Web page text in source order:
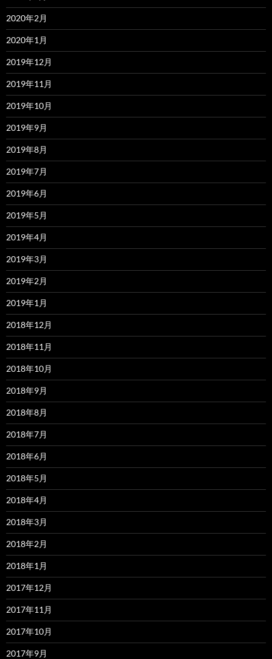
2020年2月
2020年1月
2019年12月
2019年11月
2019年10月
2019年9月
2019年8月
2019年7月
2019年6月
2019年5月
2019年4月
2019年3月
2019年2月
2019年1月
2018年12月
2018年11月
2018年10月
2018年9月
2018年8月
2018年7月
2018年6月
2018年5月
2018年4月
2018年3月
2018年2月
2018年1月
2017年12月
2017年11月
2017年10月
2017年9月